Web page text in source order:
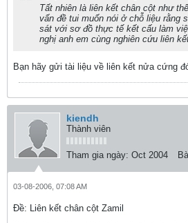
Tất nhiên là liên kết chân cột như
vấn đề tui muốn nói ở chỗ liệu rằng
sát với sơ đồ thực tế kết cấu làm
nghị anh em cùng nghiên cứu liên
Bạn hãy gửi tài liệu về liên kết nửa cứng
kiendh
Thành viên
Tham gia ngày: Oct 2004
03-08-2006, 07:08 AM
Ðề: Liên kết chân cột Zamil